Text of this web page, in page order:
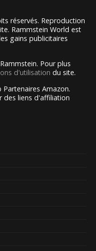
réservés. Reproduction
Rammstein World est
gains publicitaires
Pour plus
d'utilisation du site.
Amazon.
des liens d'affiliation